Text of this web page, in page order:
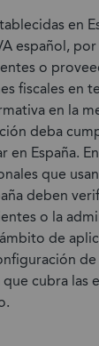
en
español,
o
fiscales en
en la
deba
en España.
que
deben
o la
de
cubra las